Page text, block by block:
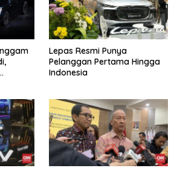
Lepas Resmi Punya
Pelanggan Pertama Hingga
Indonesia